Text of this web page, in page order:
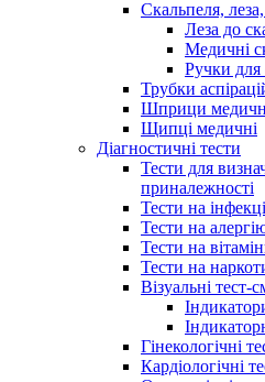
Скальпеля,
Леза до
Медичні
Ручки для
Трубки
Шприци медичні
Щипці медичні
Діагностичні тести
Тести для
приналежності
Тести на
Тести на
Тести на
Тести на
Візуальні тест-
Гінекологічні
Кардіологічні